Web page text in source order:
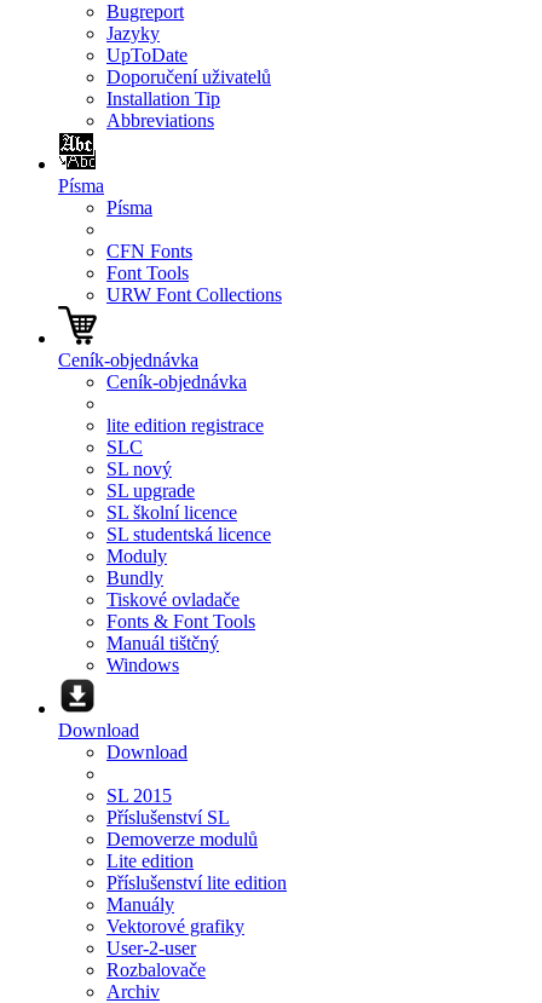
Bugreport
Jazyky
UpToDate
Doporučení uživatelů
Installation Tip
Abbreviations
Písma
Písma
CFN Fonts
Font Tools
URW Font Collections
Ceník-objednávka
Ceník-objednávka
lite edition registrace
SLC
SL nový
SL upgrade
SL školní licence
SL studentská licence
Moduly
Bundly
Tiskové ovladače
Fonts & Font Tools
Manuál tištčný
Windows
Download
Download
SL 2015
Příslušenství SL
Demoverze modulů
Lite edition
Příslušenství lite edition
Manuály
Vektorové grafiky
User-2-user
Rozbalovače
Archiv